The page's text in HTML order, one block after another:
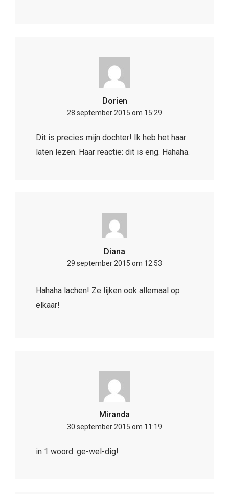
Dorien
28 september 2015 om 15:29
Dit is precies mijn dochter! Ik heb het haar
laten lezen. Haar reactie: dit is eng. Hahaha.
Diana
29 september 2015 om 12:53
Hahaha lachen! Ze lijken ook allemaal op
elkaar!
Miranda
30 september 2015 om 11:19
in 1 woord: ge-wel-dig!